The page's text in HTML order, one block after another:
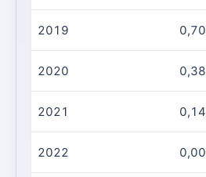
2019 0,70
2020 0,38
2021 0,14
2022 0,00